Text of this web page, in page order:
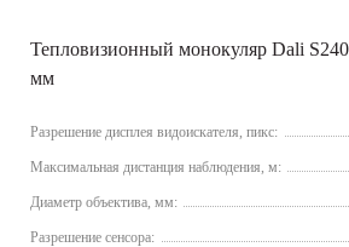
Тепловизионный монокуляр Dali
мм
Разрешение дисплея видоискателя, пикс:
Максимальная дистанция наблюдения, м:
Диаметр объектива, мм:
Разрешение сенсора: